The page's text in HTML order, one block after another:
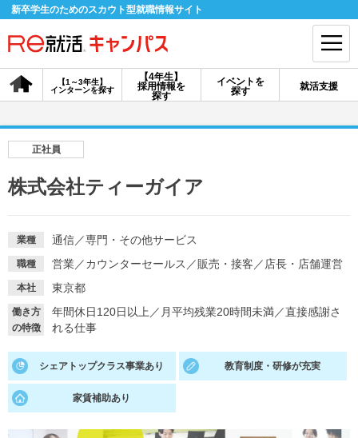
新卒学生のためのスカウト型就職情報サイト
【4年生】
採用情報を
探す
【1～3年生】
インターンを探す
イベントを
探す
就活支援
会員登録 ログイン
採用情報を探す
説明会を探す
イベントを探す
就活支援
正社員
株式会社ティーガイア
業種 通信／専門・その他サービス
職種 営業／カウンターセールス ／販売・接客 ／ 店長・店舗運営
本社 東京都
働き方
の特徴
年間休日120日以上 ／ 月平均残業20時間未満／直接感謝さ
れる仕事
シェアトップクラス事業あり 教育制度・研修が充実
家賃補助あり